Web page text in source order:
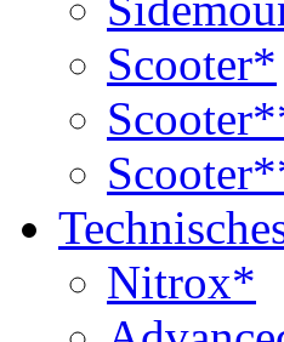
Scooter*
Nitrox*